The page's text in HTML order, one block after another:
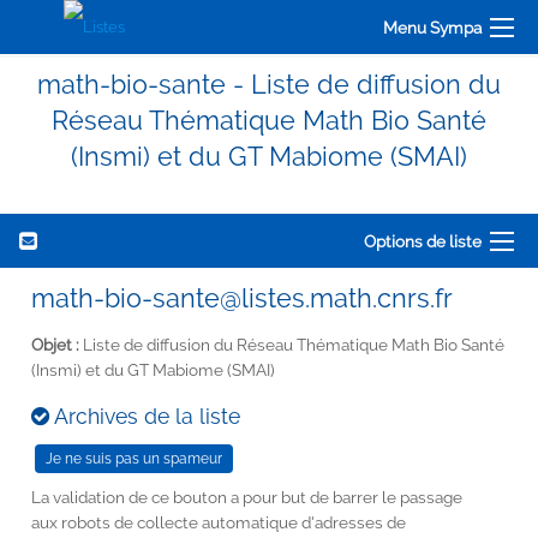
Menu Sympa
math-bio-sante - Liste de diffusion du
Réseau Thématique Math Bio Santé
(Insmi) et du GT Mabiome (SMAI)
Options de liste
math-bio-sante@listes.math.cnrs.fr
Objet : Liste de diffusion du Réseau Thématique Math Bio Santé
(Insmi) et du GT Mabiome (SMAI)
Archives de la liste
La validation de ce bouton a pour but de barrer le passage
aux robots de collecte automatique d'adresses de